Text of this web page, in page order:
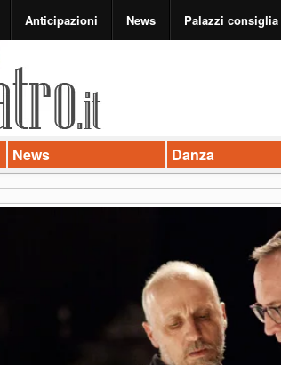
Anticipazioni News Palazzi consiglia
News Danza